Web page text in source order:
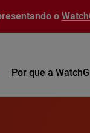
o
Por que a